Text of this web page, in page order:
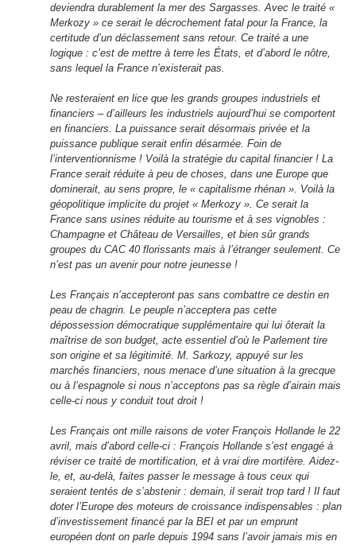
deviendra durablement la mer des Sargasses. Avec le traité «
Merkozy » ce serait le décrochement fatal pour la France, la
certitude d’un déclassement sans retour. Ce traité a une
logique : c’est de mettre à terre les États, et d’abord le nôtre,
sans lequel la France n’existerait pas.
Ne resteraient en lice que les grands groupes industriels et
financiers – d’ailleurs les industriels aujourd’hui se comportent
en financiers. La puissance serait désormais privée et la
puissance publique serait enfin désarmée. Foin de
l’interventionnisme ! Voilà la stratégie du capital financier ! La
France serait réduite à peu de choses, dans une Europe que
dominerait, au sens propre, le « capitalisme rhénan ». Voilà la
géopolitique implicite du projet « Merkozy ». Ce serait la
France sans usines réduite au tourisme et à ses vignobles :
Champagne et Château de Versailles, et bien sûr grands
groupes du CAC 40 florissants mais à l’étranger seulement. Ce
n’est pas un avenir pour notre jeunesse !
Les Français n’accepteront pas sans combattre ce destin en
peau de chagrin. Le peuple n’acceptera pas cette
dépossession démocratique supplémentaire qui lui ôterait la
maîtrise de son budget, acte essentiel d’où le Parlement tire
son origine et sa légitimité. M. Sarkozy, appuyé sur les
marchés financiers, nous menace d’une situation à la grecque
ou à l’espagnole si nous n’acceptons pas sa règle d’airain mais
celle-ci nous y conduit tout droit !
Les Français ont mille raisons de voter François Hollande le 22
avril, mais d’abord celle-ci : François Hollande s’est engagé à
réviser ce traité de mortification, et à vrai dire mortifère. Aidez-
le, et, au-delà, faites passer le message à tous ceux qui
seraient tentés de s’abstenir : demain, il serait trop tard ! Il faut
doter l’Europe des moteurs de croissance indispensables : plan
d’investissement financé par la BEI et par un emprunt
européen dont on parle depuis 1994 sans l’avoir jamais mis en